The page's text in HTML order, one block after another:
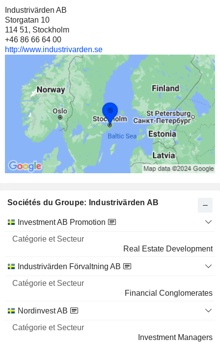
Industrivärden AB
Storgatan 10
114 51, Stockholm
+46 86 66 64 00
http://www.industrivarden.se
Sociétés du Groupe: Industrivärden AB
Nom
Catégorie
Secteur
Investment AB Promotion
Real Estate Development
Industrivärden Förvaltning AB
Financial Conglomerates
Nordinvest AB
Investment Managers